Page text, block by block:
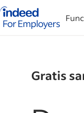
Startpagina van Indeed
Gratis